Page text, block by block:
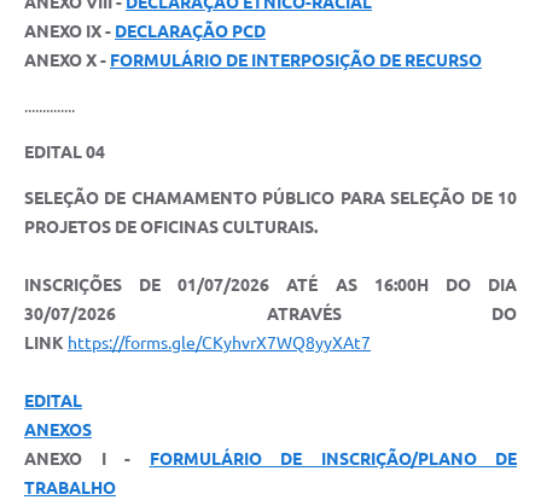
ANEXO IX - DECLARAÇÃO PCD
ANEXO X - FORMULÁRIO DE INTERPOSIÇÃO DE RECURSO
..............
EDITAL 04
SELEÇÃO DE CHAMAMENTO PÚBLICO PARA SELEÇÃO DE 10
PROJETOS DE OFICINAS CULTURAIS.
INSCRIÇÕES DE 01/07/2026 ATÉ AS 16:00H DO DIA
30/07/2026 ATRAVÉS DO
LINK https://forms.gle/CKyhvrX7WQ8yyXAt7
EDITAL
ANEXOS
ANEXO I - FORMULÁRIO DE INSCRIÇÃO/PLANO DE
TRABALHO